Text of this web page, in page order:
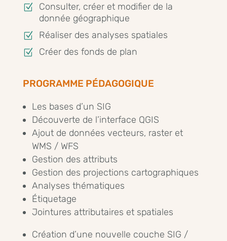
Z
Consulter, créer et modifier de la
donnée géographique
Z Réaliser des analyses spatiales
Z Créer des fonds de plan
PROGRAMME PÉDAGOGIQUE
Les bases d’un SIG
Découverte de l’interface QGIS
Ajout de données vecteurs, raster et
WMS / WFS
Gestion des attributs
Gestion des projections cartographiques
Analyses thématiques
Étiquetage
Jointures attributaires et spatiales
Création d’une nouvelle couche SIG /